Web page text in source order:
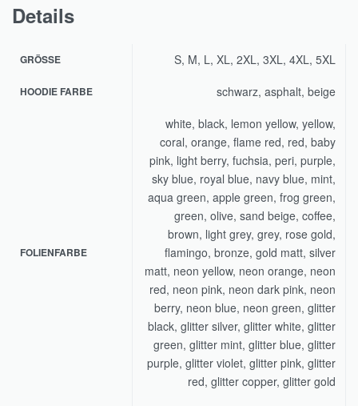
Details
GRÖSSE S, M, L, XL, 2XL, 3XL, 4XL, 5XL
HOODIE FARBE schwarz, asphalt, beige
FOLIENFARBE
white, black, lemon yellow, yellow,
coral, orange, flame red, red, baby
pink, light berry, fuchsia, peri, purple,
sky blue, royal blue, navy blue, mint,
aqua green, apple green, frog green,
green, olive, sand beige, coffee,
brown, light grey, grey, rose gold,
flamingo, bronze, gold matt, silver
matt, neon yellow, neon orange, neon
red, neon pink, neon dark pink, neon
berry, neon blue, neon green, glitter
black, glitter silver, glitter white, glitter
green, glitter mint, glitter blue, glitter
purple, glitter violet, glitter pink, glitter
red, glitter copper, glitter gold